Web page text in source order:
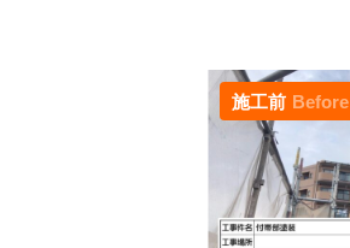
施工前 Before